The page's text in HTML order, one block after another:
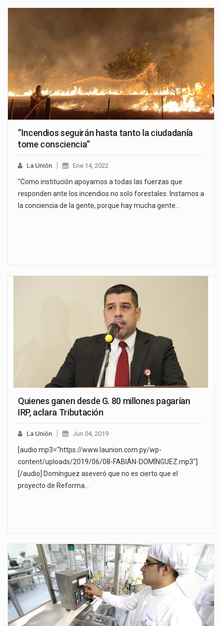
“Incendios seguirán hasta tanto la ciudadanía
tome consciencia”
La Unión Ene 14, 2022
"Como institución apoyamos a todas las fuerzas que
responden ante los incendios no solo forestales. Instamos a
la conciencia de la gente, porque hay mucha gente…
Quienes ganen desde G. 80 millones pagarían
IRP, aclara Tributación
La Unión Jun 04, 2019
[audio mp3="https://www.launion.com.py/wp-
content/uploads/2019/06/08-FABIÁN-DOMÍNGUEZ.mp3"]
[/audio] Domínguez aseveró que no es cierto que el
proyecto de Reforma…